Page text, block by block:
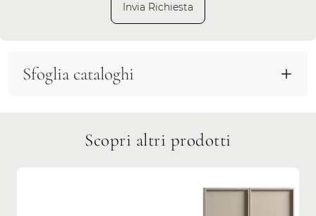
Invia Richiesta
Sfoglia cataloghi
Scopri altri prodotti